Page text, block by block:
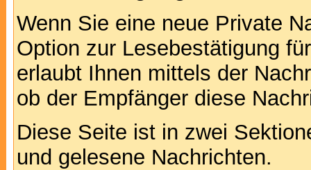
Wenn Sie eine neue Private
Option zur Lesebestätigung
erlaubt Ihnen mittels der
ob der Empfänger diese
Diese Seite ist in zwei
und gelesene Nachrichten.